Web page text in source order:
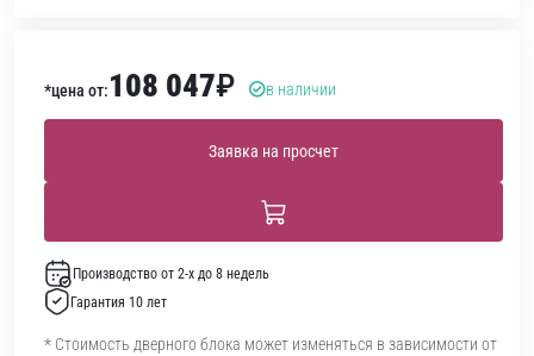
*цена от:108 047₽ в наличии
Заявка на просчет
Производство от 2-х до 8 недель
Гарантия 10 лет
* Стоимость дверного блока может изменяться в зависимости от